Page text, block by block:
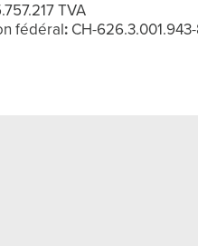
TVA
fédéral: CH-